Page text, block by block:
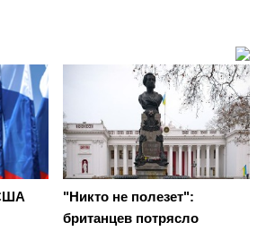
"Никто не полезет":
британцев потрясло